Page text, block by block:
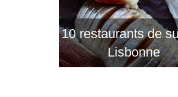
10 restaurants de
Lisbonne